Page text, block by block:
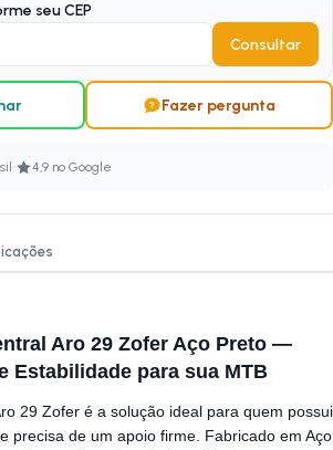
seu CEP
Consultar
Fazer pergunta
· 4,9 no Google
Aro 29 Zofer Aço Preto —
Estabilidade para sua MTB
29 Zofer é a solução ideal para quem possui
precisa de um apoio firme. Fabricado em Aço